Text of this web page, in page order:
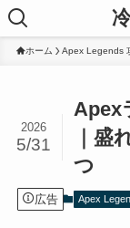
ホーム Apex Legends
Apex
｜盛
つ
2026
5/31
広告 Apex